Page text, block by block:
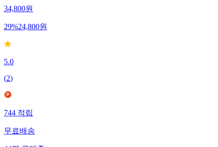
34,800원
29%24,800원
5.0
(2)
744적립
무료배송